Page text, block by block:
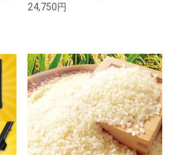
24,750円